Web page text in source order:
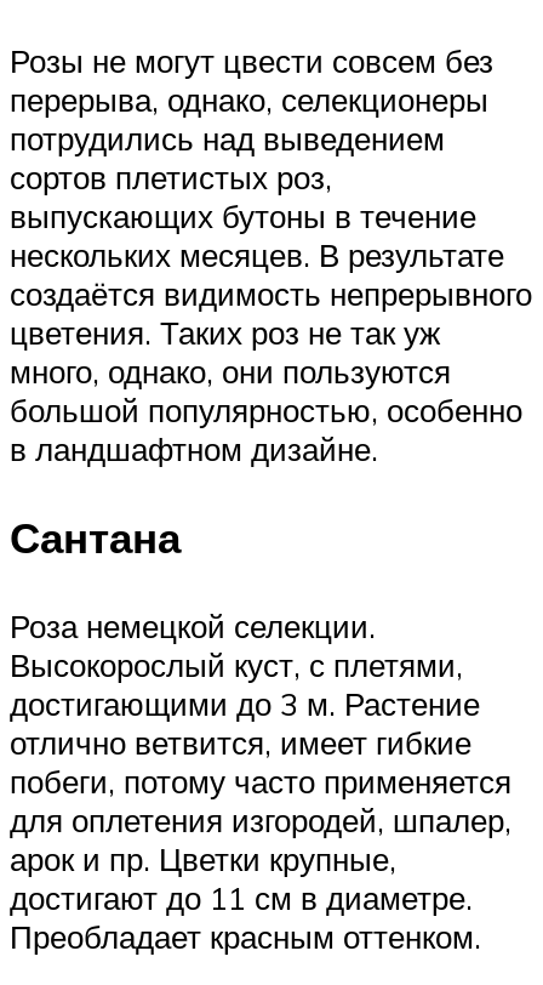
Розы не могут цвести совсем без
перерыва, однако, селекционеры
потрудились над выведением
сортов плетистых роз,
выпускающих бутоны в течение
нескольких месяцев. В результате
создаётся видимость непрерывного
цветения. Таких роз не так уж
много, однако, они пользуются
большой популярностью, особенно
в ландшафтном дизайне.
Сантана
Роза немецкой селекции.
Высокорослый куст, с плетями,
достигающими до 3 м. Растение
отлично ветвится, имеет гибкие
побеги, потому часто применяется
для оплетения изгородей, шпалер,
арок и пр. Цветки крупные,
достигают до 11 см в диаметре.
Преобладает красным оттенком.